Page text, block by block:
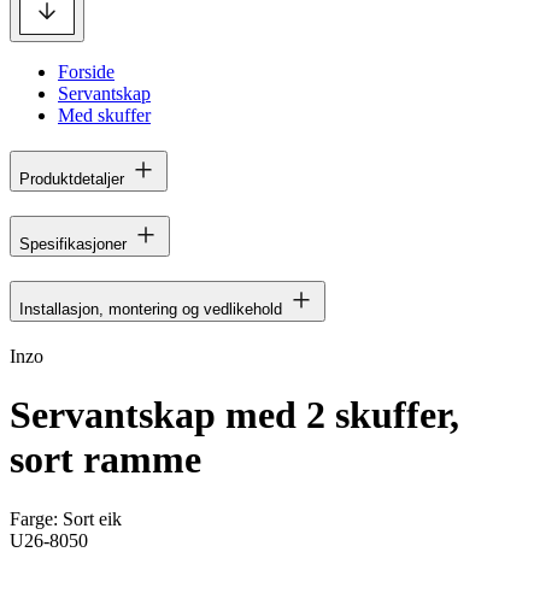
Forside
Servantskap
Med skuffer
Produktdetaljer
Spesifikasjoner
Installasjon, montering og vedlikehold
Inzo
Servantskap med 2 skuffer,
sort ramme
Farge: Sort eik
U26-8050